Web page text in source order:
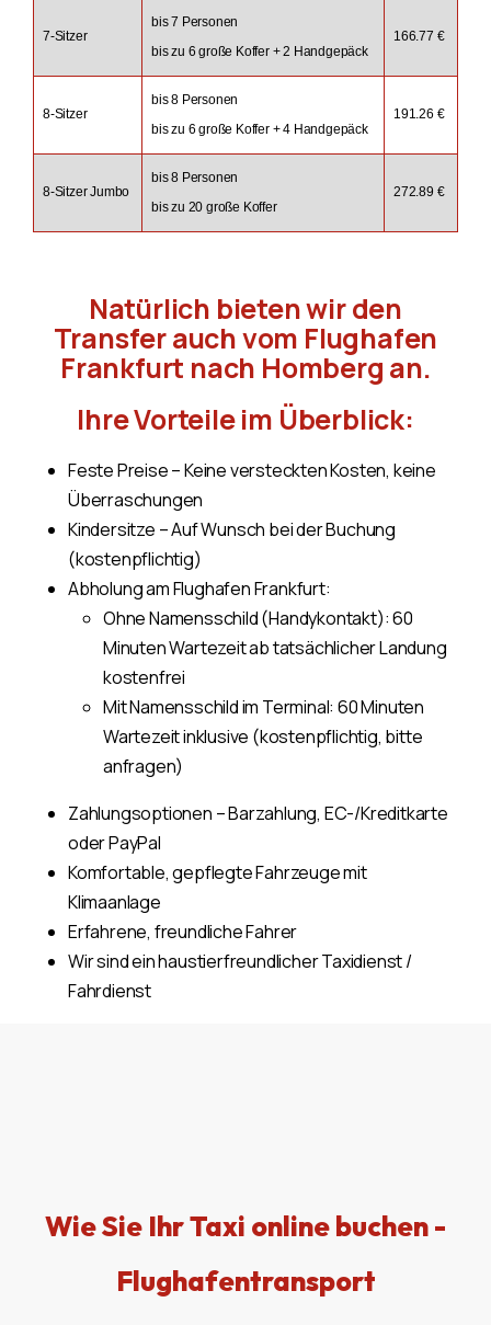
7-Sitzer
bis 7 Personen
bis zu 6 große Koffer + 2 Handgepäck
166.77 €
8-Sitzer
bis 8 Personen
bis zu 6 große Koffer + 4 Handgepäck
191.26 €
8-Sitzer Jumbo
bis 8 Personen
bis zu 20 große Koffer
272.89 €
Natürlich bieten wir den
Transfer auch vom Flughafen
Frankfurt nach Homberg an.
Ihre Vorteile im Überblick:
Feste Preise – Keine versteckten Kosten, keine
Überraschungen
Kindersitze – Auf Wunsch bei der Buchung
(kostenpflichtig)
Abholung am Flughafen Frankfurt:
Ohne Namensschild (Handykontakt): 60
Minuten Wartezeit ab tatsächlicher Landung
kostenfrei
Mit Namensschild im Terminal: 60 Minuten
Wartezeit inklusive (kostenpflichtig, bitte
anfragen)
Zahlungsoptionen – Barzahlung, EC-/Kreditkarte
oder PayPal
Komfortable, gepflegte Fahrzeuge mit
Klimaanlage
Erfahrene, freundliche Fahrer
Wir sind ein haustierfreundlicher Taxidienst /
Fahrdienst
Wie Sie Ihr Taxi online buchen -
Flughafentransport